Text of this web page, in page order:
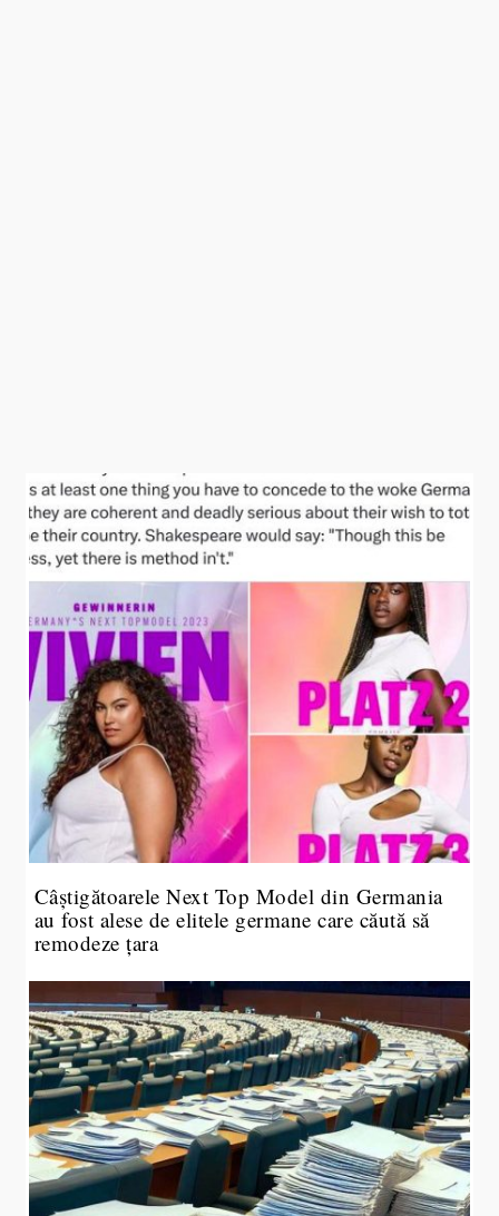
Câștigătoarele Next Top Model din Germania
au fost alese de elitele germane care căută să
remodeze țara